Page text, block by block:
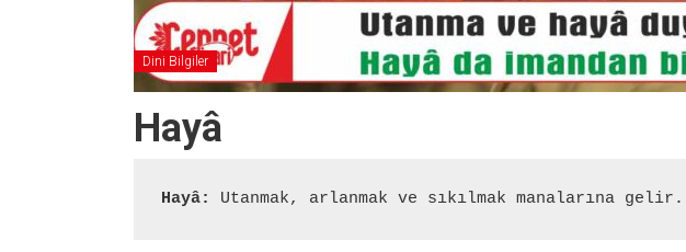
Dini Bilgiler
Hayâ
Hayâ: Utanmak, arlanmak ve sıkılmak manalarına gelir.